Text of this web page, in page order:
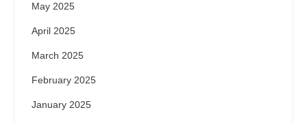
May 2025
April 2025
March 2025
February 2025
January 2025